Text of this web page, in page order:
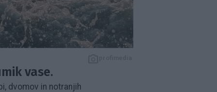
vase.
dvomov in notranjih